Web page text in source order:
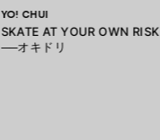
YO! CHUI
SKATE AT YOUR OWN RISK
──オキドリ